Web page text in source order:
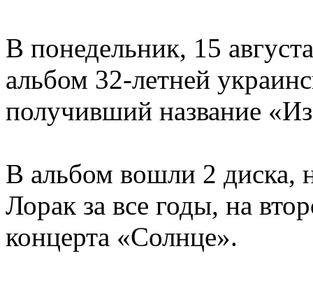
В понедельник, 15
альбом 32-летней
получивший название
В альбом вошли 2 диска,
Лорак за все годы, на
концерта «Солнце».